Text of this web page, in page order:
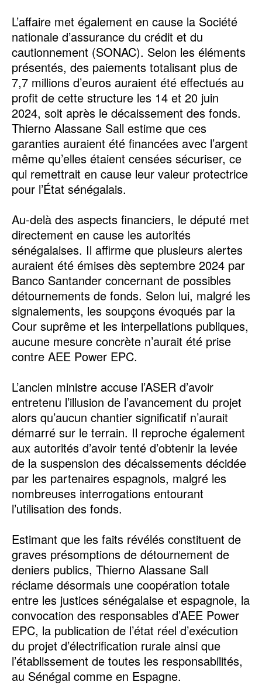
‎L’affaire met également en cause la Société
nationale d’assurance du crédit et du
cautionnement (SONAC). Selon les éléments
présentés, des paiements totalisant plus de
7,7 millions d’euros auraient été effectués au
profit de cette structure les 14 et 20 juin
2024, soit après le décaissement des fonds.
Thierno Alassane Sall estime que ces
garanties auraient été financées avec l’argent
même qu’elles étaient censées sécuriser, ce
qui remettrait en cause leur valeur protectrice
pour l’État sénégalais.
‎Au-delà des aspects financiers, le député met
directement en cause les autorités
sénégalaises. Il affirme que plusieurs alertes
auraient été émises dès septembre 2024 par
Banco Santander concernant de possibles
détournements de fonds. Selon lui, malgré les
signalements, les soupçons évoqués par la
Cour suprême et les interpellations publiques,
aucune mesure concrète n’aurait été prise
contre AEE Power EPC.
‎L’ancien ministre accuse l’ASER d’avoir
entretenu l’illusion de l’avancement du projet
alors qu’aucun chantier significatif n’aurait
démarré sur le terrain. Il reproche également
aux autorités d’avoir tenté d’obtenir la levée
de la suspension des décaissements décidée
par les partenaires espagnols, malgré les
nombreuses interrogations entourant
l’utilisation des fonds.
‎Estimant que les faits révélés constituent de
graves présomptions de détournement de
deniers publics, Thierno Alassane Sall
réclame désormais une coopération totale
entre les justices sénégalaise et espagnole, la
convocation des responsables d’AEE Power
EPC, la publication de l’état réel d’exécution
du projet d’électrification rurale ainsi que
l’établissement de toutes les responsabilités,
au Sénégal comme en Espagne.